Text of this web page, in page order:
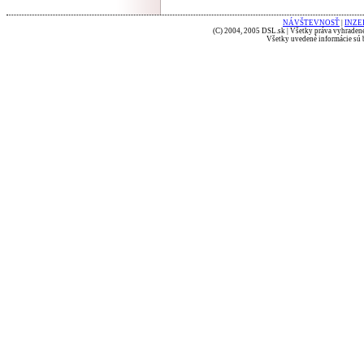
NÁVŠTEVNOSŤ
(C) 2004, 2005 DSL.sk | Všetky práva
Všetky uvedené informácie sú